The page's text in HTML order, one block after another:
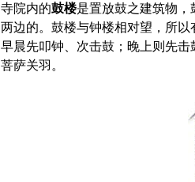
寺院内的鼓楼是置放鼓之建筑物
两边的。鼓楼与钟楼相对望，所
早晨先叩钟、次击鼓；晚上则先
菩萨关羽。